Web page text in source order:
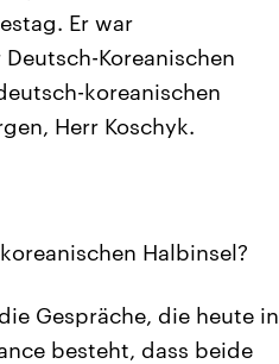
Er war
Koreanischen
koreanischen
Herr Koschyk.
Halbinsel?
Gespräche, die heute in
besteht, dass beide